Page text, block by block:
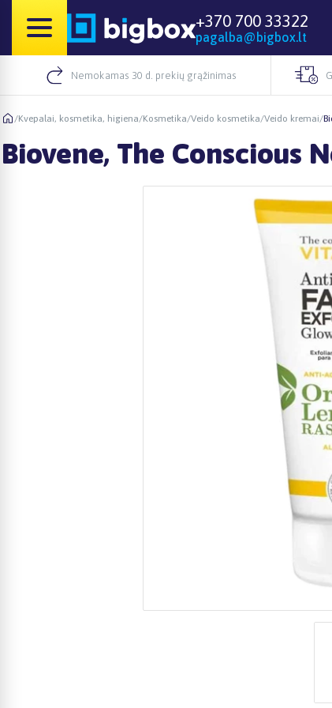
+370 700 33322
pagalba@bigbox.lt
Nemokamas 30 d. prekių grąžinimas
/Kvepalai, kosmetika, higiena/Kosmetika/Veido kosmetika/Veido kremai/
Biovene, The Conscious